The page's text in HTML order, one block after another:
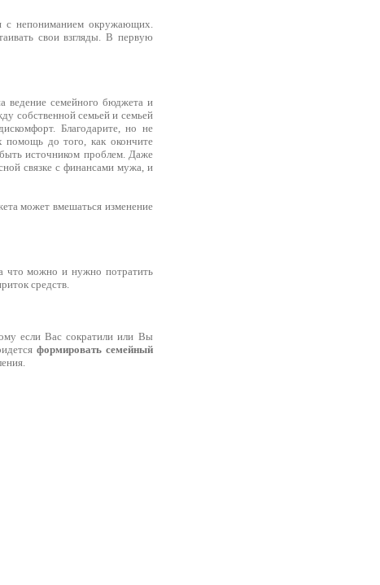
с непониманием окружающих.
свои взгляды. В первую
ведение семейного бюджета и
собственной семьей и семьей
Благодарите, но не
помощь до того, как окончите
источником проблем. Даже
связке с финансами мужа, и
может вмешаться изменение
что можно и нужно потратить
средств.
если Вас сократили или Вы
формировать семейный